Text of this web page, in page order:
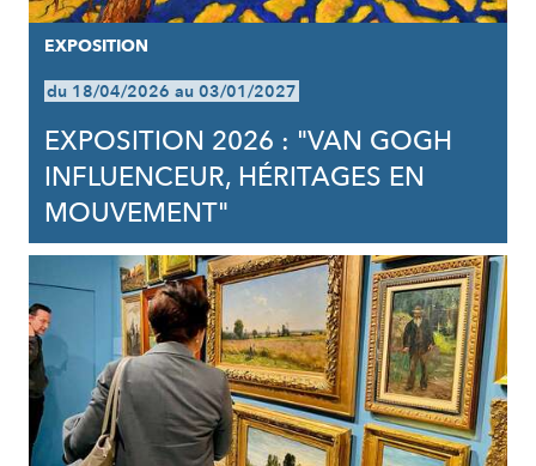
EXPOSITION
du 18/04/2026 au 03/01/2027
EXPOSITION 2026 : "VAN GOGH
INFLUENCEUR, HÉRITAGES EN
MOUVEMENT"